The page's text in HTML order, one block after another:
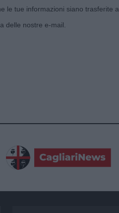
le tue informazioni siano trasferite a
delle nostre e-mail.